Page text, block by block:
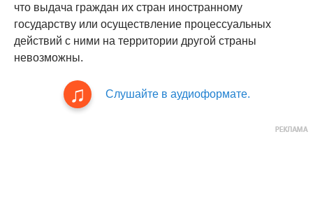
что выдача граждан их стран иностранному
государству или осуществление процессуальных
действий с ними на территории другой страны
невозможны.
Слушайте в аудиоформате.